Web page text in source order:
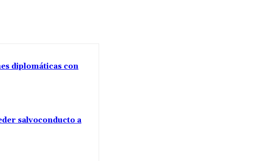
diplomáticas con
salvoconducto a